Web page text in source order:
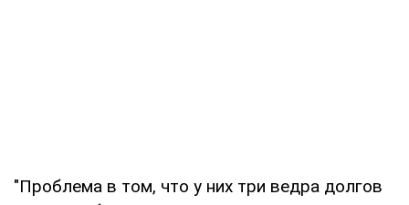
"Проблема в том, что у них три ведра долгов